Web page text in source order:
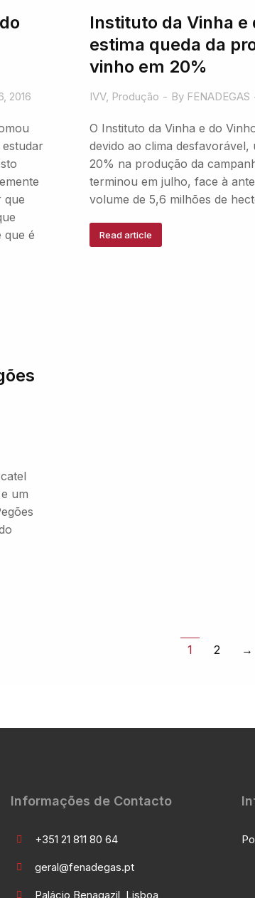
2016
que
que é
Instituto da Vinha e
estima queda da
vinho em 20%
IVV, Produção By FENADEGAS
O Instituto da Vinha e do
devido ao clima desfavorável,
20% na produção da
terminou em julho, face à
volume de 5,6 milhões de
Read article
um
1 2 →
Informações de Contacto
+351 21 811 80 64
geral@fenadegas.pt
Palácio Benagazil, Lisboa